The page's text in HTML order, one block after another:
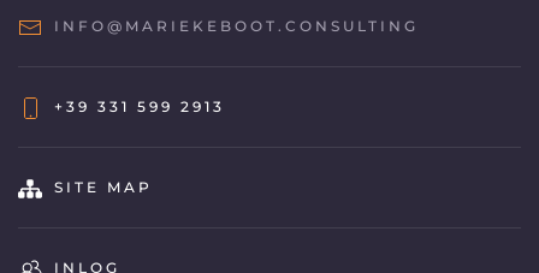
INFO@MARIEKEBOOT.CONSULTING
+39 331 599 2913
SITE MAP
INLOG